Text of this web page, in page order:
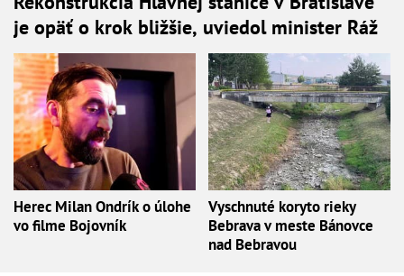
je opäť o krok bližšie, uviedol minister Ráž
Herec Milan Ondrík o úlohe
vo filme Bojovník
Vyschnuté koryto rieky
Bebrava v meste Bánovce
nad Bebravou